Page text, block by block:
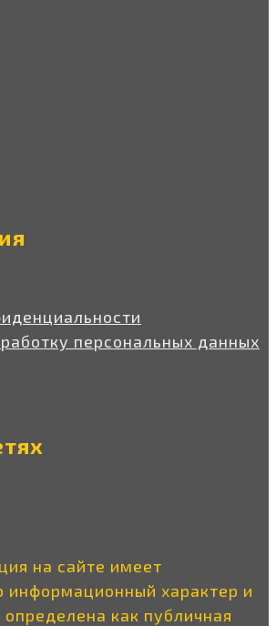
персональных данных
на сайте имеет
информационный характер и
как публичная